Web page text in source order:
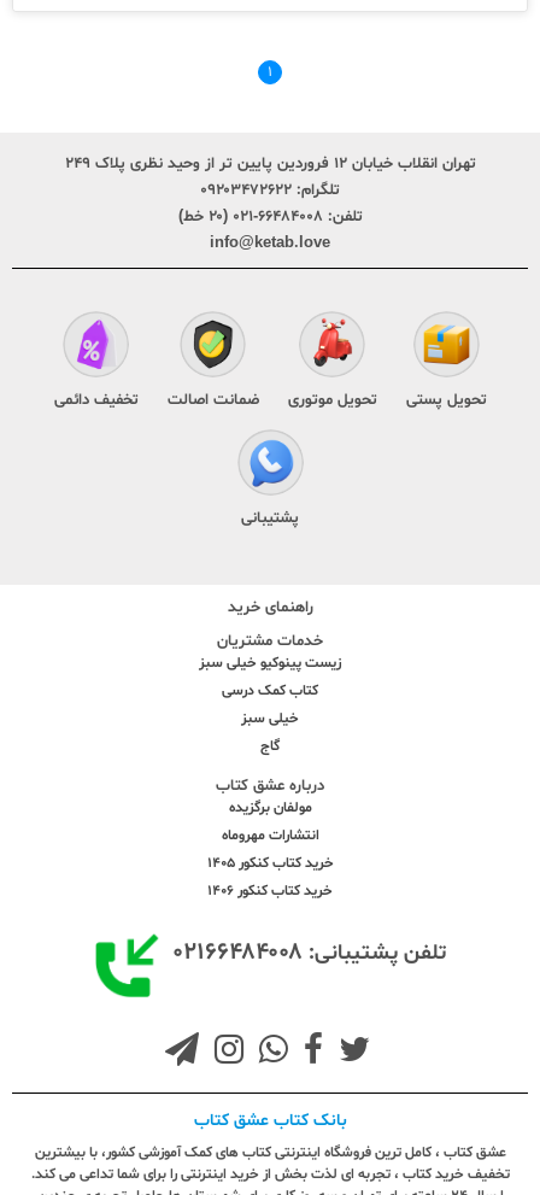
۱
تهران انقلاب خیابان ۱۲ فروردین پایین تر از وحید نظری پلاک ۲۴۹
تلگرام: ۰۹۲۰۳۴۷۲۶۲۲
تلفن: ۶۶۴۸۴۰۰۸-۰۲۱ (۲۰ خط)
info@ketab.love
تحویل پستی تحویل موتوری ضمانت اصالت تخفیف دائمی
پشتیبانی
راهنمای خرید
خدمات مشتریان
زیست پینوکیو خیلی سبز
کتاب کمک درسی
خیلی سبز
گاج
درباره عشق کتاب
مولفان برگزیده
انتشارات مهروماه
خرید کتاب کنکور 1405
خرید کتاب کنکور 1406
تلفن پشتیبانی: ۰۲۱۶۶۴۸۴۰۰۸
بانک کتاب عشق کتاب
عشق کتاب ، کامل ترین فروشگاه اینترنتی کتاب های کمک آموزشی کشور، با بیشترین
تخفیف خرید کتاب ، تجربه ای لذت بخش از خرید اینترنتی را برای شما تداعی می کند.